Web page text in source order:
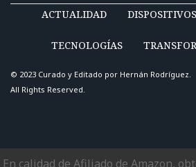
ACTUALIDAD DISPOSITIVOS
TECNOLOGÍAS
© 2023 Curado y Editado por Hernán Rodríguez.
All Rights Reserved.
En calidad de Afiliado de Amazon,